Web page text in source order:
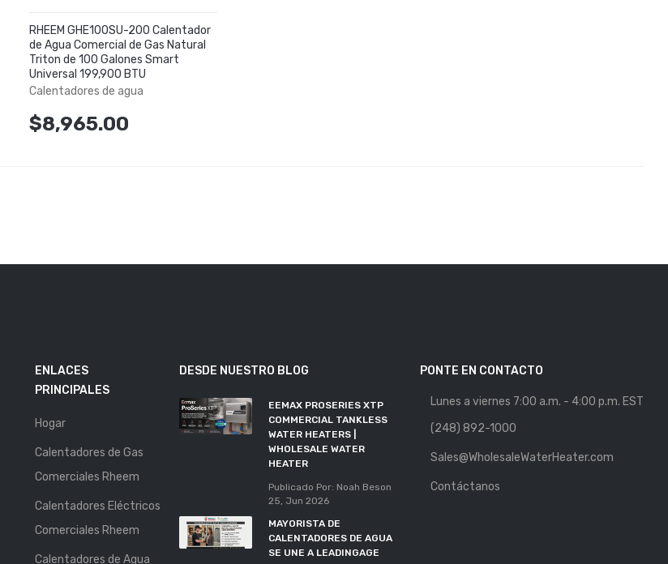
RHEEM GHE100SU-200 Calentador
de Agua Comercial de Gas Natural
Triton de 100 Galones Smart
Universal 199,900 BTU
Calentadores de agua
$8,965.00
ENLACES
PRINCIPALES
Hogar
Calentadores de Gas
Comerciales Rheem
Calentadores Eléctricos
Comerciales Rheem
Calentadores de Agua
DESDE NUESTRO BLOG
EEMAX PROSERIES XTP
COMMERCIAL TANKLESS
WATER HEATERS |
WHOLESALE WATER
HEATER
Publicado Por: Noah Beson
25, Jun 2026
MAYORISTA DE
CALENTADORES DE AGUA
SE UNE A LEADINGAGE
MAYORISTA DE
PONTE EN CONTACTO
Lunes a viernes 7:00 a.m. - 4:00 p.m. EST
(248) 892-1000
Sales@WholesaleWaterHeater.com
Contáctanos